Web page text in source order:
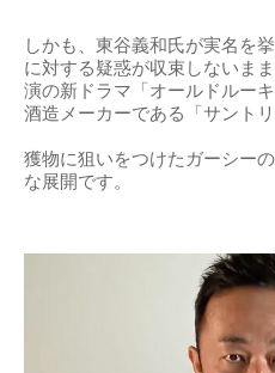
しかも、東谷義和氏が実名を
に対する疑惑が収束しないま
演の新ドラマ「オールドルー
酒造メーカーである「サントリ
獲物に狙いをつけたガーシー
な展開です。